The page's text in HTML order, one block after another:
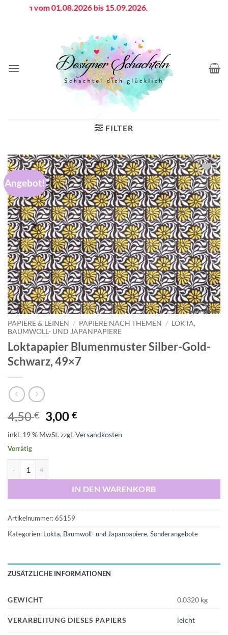
vom 01.08.2026 bis 15.09.2026.
FILTER
Angebot!
Auf die
Wunschliste
PAPIERE & LEINEN / PAPIERE NACH THEMEN / LOKTA,
BAUMWOLL- UND JAPANPAPIERE
Loktapapier Blumenmuster Silber-Gold-
Schwarz, 49×7
4,50€ Ursprünglicher
Preis
war:
3,00€Aktueller
ist:
inkl. 19 % MwSt.zzgl.Versandkosten
Vorrätig
IN DEN WARENKORB
Artikelnummer:65159
Kategorien: Lokta, Baumwoll- und Japanpapiere, Sonderangebote
ZUSÄTZLICHE INFORMATIONEN
GEWICHT 0,0320 kg
VERARBEITUNG DIESES PAPIERS leicht